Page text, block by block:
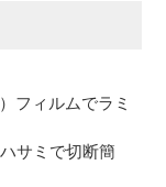
フィルムでラミ
サミで切断簡